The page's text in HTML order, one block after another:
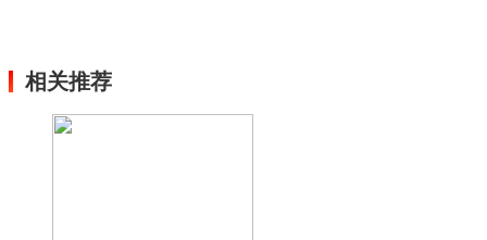
相关推荐